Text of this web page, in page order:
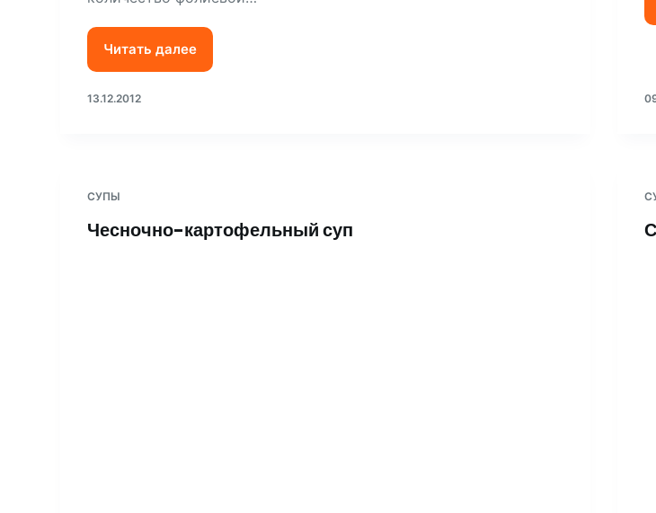
Читать далее
13.12.2012
СУПЫ
Чесночно-картофельный суп